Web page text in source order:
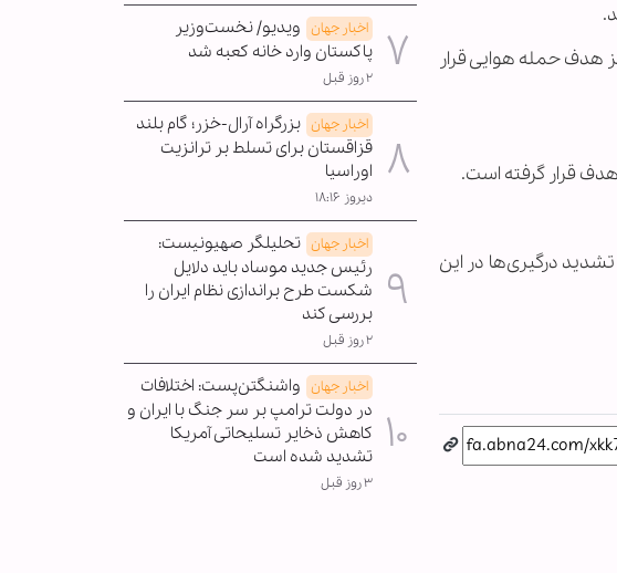
هدف حمله هوایی قرار
قرار گرفته است.
درگیری‌ها در این
اخبار جهان ویدیو/ نخست‌وزیر
پاکستان وارد خانه کعبه شد
۲ روز قبل
اخبار جهان بزرگراه آرال-خزر؛ گام بلند
قزاقستان برای تسلط بر ترانزیت
اوراسیا
دیروز ۱۸:۱۶
اخبار جهان تحلیلگر صهیونیست:
رئیس جدید موساد باید دلایل
شکست طرح براندازی نظام ایران را
بررسی کند
۲ روز قبل
اخبار جهان واشنگتن‌پست: اختلافات
در دولت ترامپ بر سر جنگ با ایران و
کاهش ذخایر تسلیحاتی آمریکا
تشدید شده است
۳ روز قبل